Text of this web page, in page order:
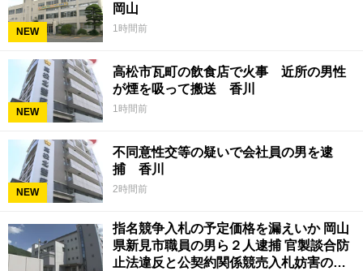
NEW
岡山
1時間前
NEW
高松市瓦町の飲食店で火事 近所の男性
が煙を吸って搬送 香川
1時間前
NEW
不同意性交等の疑いで会社員の男を逮
捕 香川
2時間前
指名競争入札の予定価格を漏えいか 岡山
県新見市職員の男ら２人逮捕 官製談合防
止法違反と公契約関係競売入札妨害の疑